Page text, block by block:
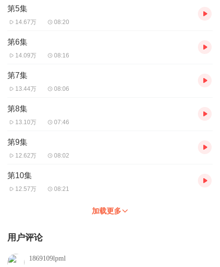
第5集
14.67万 08:20
第6集
14.09万 08:16
第7集
13.44万 08:06
第8集
13.10万 07:46
第9集
12.62万 08:02
第10集
12.57万 08:21
加载更多
用户评论
1869109lpml